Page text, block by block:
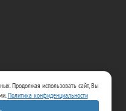
Продолжая использовать сайт, Вы
Политика конфиденциальности